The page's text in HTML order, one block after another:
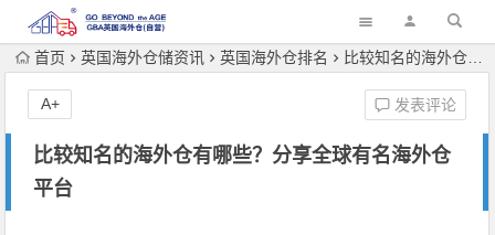
首页 英国海外仓储资讯 英国海外仓排名 比较知名的海外仓有哪些？分享全球有名海外仓平台
比较知名的海外仓有哪些？分享全球有名海外仓
平台
发表评论
A+